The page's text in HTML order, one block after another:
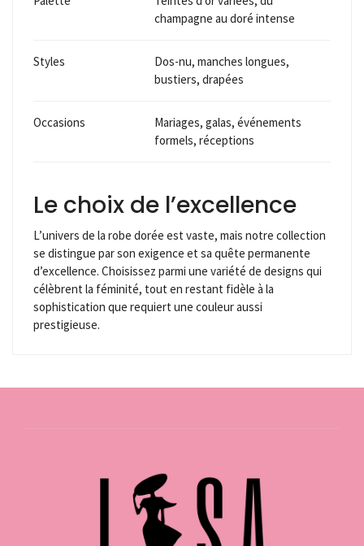
champagne au doré intense
Styles
Dos-nu, manches longues,
bustiers, drapées
Occasions
Mariages, galas, événements
formels, réceptions
Le choix de l’excellence
L’univers de la robe dorée est vaste, mais notre collection
se distingue par son exigence et sa quête permanente
d’excellence. Choisissez parmi une variété de designs qui
célèbrent la féminité, tout en restant fidèle à la
sophistication que requiert une couleur aussi
prestigieuse.